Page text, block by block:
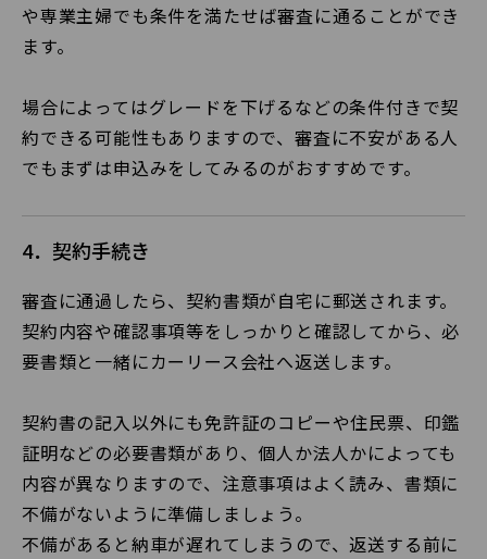
や専業主婦でも条件を満たせば審査に通ることができ
ます。
場合によってはグレードを下げるなどの条件付きで契
約できる可能性もありますので、審査に不安がある人
でもまずは申込みをしてみるのがおすすめです。
4．契約手続き
審査に通過したら、契約書類が自宅に郵送されます。
契約内容や確認事項等をしっかりと確認してから、必
要書類と一緒にカーリース会社へ返送します。
契約書の記入以外にも免許証のコピーや住民票、印鑑
証明などの必要書類があり、個人か法人かによっても
内容が異なりますので、注意事項はよく読み、書類に
不備がないように準備しましょう。
不備があると納車が遅れてしまうので、返送する前に